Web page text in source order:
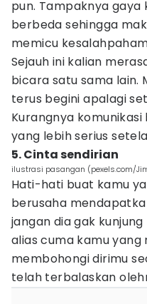
pun. Tampaknya
berbeda sehingga
memicu
Sejauh ini kalian
bicara satu sama lain.
terus begini apalagi
Kurangnya
yang lebih serius
5. Cinta sendirian
ilustrasi pasangan (pexels.com/
Hati-hati buat kamu
berusaha
jangan dia gak
alias cuma kamu yang
membohongi dirimu
telah terbalaskan